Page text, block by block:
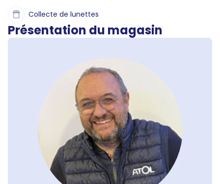
Collecte de lunettes
Présentation du magasin